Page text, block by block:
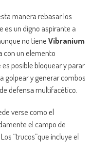
manera rebasar los
es un digno aspirante a
no tieneVibranium
con un elemento
es posible bloquear y parar
golpear y generar combos
defensa multifacético.
verse como el
el campo de
“trucos”que incluye el